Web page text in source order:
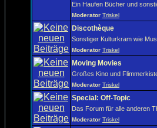
Ein Haufen Bücher und
Moderator Triskel
Discothèque
Sonstiger Kulturkram wie
Moderator Triskel
Moving Movies
Großes Kino und
Moderator Triskel
Special: Off-Topic
Das Forum für alle anderen
Moderator Triskel